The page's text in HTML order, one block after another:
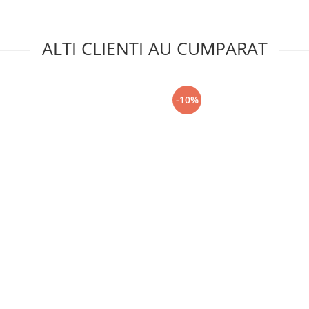
ALTI CLIENTI AU CUMPARAT
-10%